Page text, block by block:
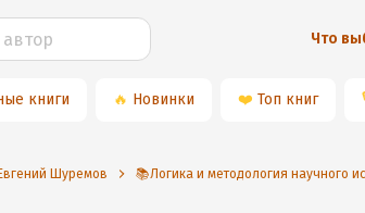
Что
книги 🔥 Новинки ❤️ Топ книг
Шуремов 📚Логика и методология научного